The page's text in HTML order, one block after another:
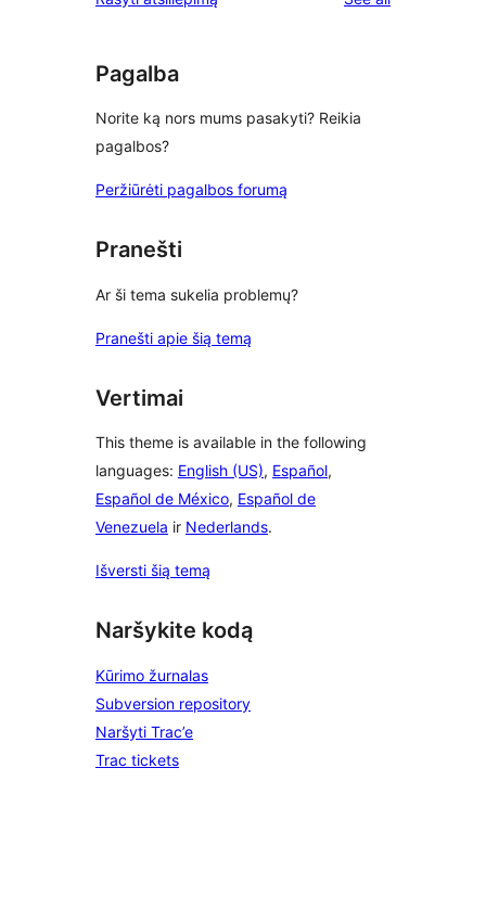
reviews
star
Pagalba
Norite ką nors mums pasakyti? Reikia
pagalbos?
Peržiūrėti pagalbos forumą
Pranešti
Ar ši tema sukelia problemų?
Pranešti apie šią temą
Vertimai
This theme is available in the following
languages: English (US), Español,
Español de México, Español de
Venezuela ir Nederlands.
Išversti šią temą
Naršykite kodą
Kūrimo žurnalas
Subversion repository
Naršyti Trac’e
Trac tickets